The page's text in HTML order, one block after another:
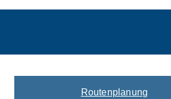
Routenplanung